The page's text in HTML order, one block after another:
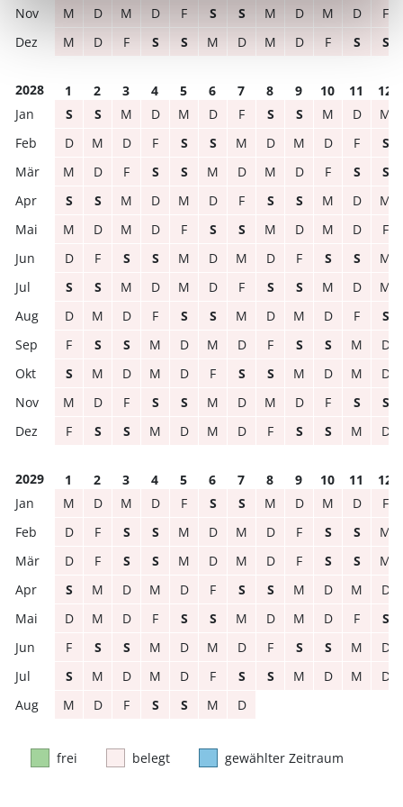
M
D M D F S S M D M D
F
M
D F S S M D M D F S S
2028 1 2 3 4 5 6 7 8 9 10 11
12
S
S M D M D F S S M D
M
D
M D F S S M D M D F
S
M
D F S S M D M D F S
S
S
S M D M D F S S M D
M
M
D M D F S S M D M D
F
D
F S S M D M D F S S
M
S
S M D M D F S S M D
M
D
M D F S S M D M D F
S
F
S S M D M D F S S M
D
S
M D M D F S S M D M
D
M
D F S S M D M D F S
S
F
S S M D M D F S S M D
2029 1 2 3 4 5 6 7 8 9 10 11
12
M
D M D F S S M D M D
F
D
F S S M D M D F S S
M
D
F S S M D M D F S S
M
S
M D M D F S S M D M
D
D
M D F S S M D M D F
S
F
S S M D M D F S S M
D
S
M D M D F S S M D M
D
M
D F S S M D
frei belegt gewählter Zeitraum